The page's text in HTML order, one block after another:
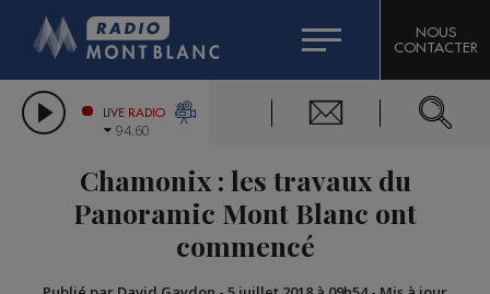
LES CHRONIQUES DE L'EXPERT
CITIZEN MACHINERY
GRAND MASSIF DOMAINES SKIABLES
BIGARD
COMPAGNIE DU MONT-BLANC
NOUS
CONTACTER
LIVE RADIO
94.60
Chamonix : les travaux du
Panoramic Mont Blanc ont
commencé